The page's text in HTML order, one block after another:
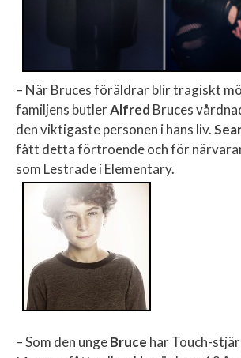
– När Bruces föräldrar blir tragiskt
familjens butlerAlfred Bruces
den viktigaste personen i hans liv.
fått detta förtroende och för
som Lestrade i Elementary.
– Som den ungeBruce har Touch-